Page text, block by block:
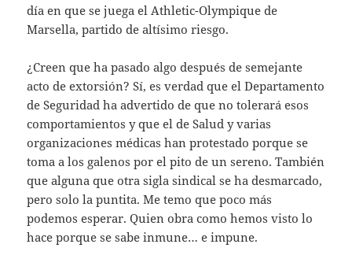
día en que se juega el Athletic-Olympique de
Marsella, partido de altísimo riesgo.
¿Creen que ha pasado algo después de semejante
acto de extorsión? Sí, es verdad que el Departamento
de Seguridad ha advertido de que no tolerará esos
comportamientos y que el de Salud y varias
organizaciones médicas han protestado porque se
toma a los galenos por el pito de un sereno. También
que alguna que otra sigla sindical se ha desmarcado,
pero solo la puntita. Me temo que poco más
podemos esperar. Quien obra como hemos visto lo
hace porque se sabe inmune… e impune.